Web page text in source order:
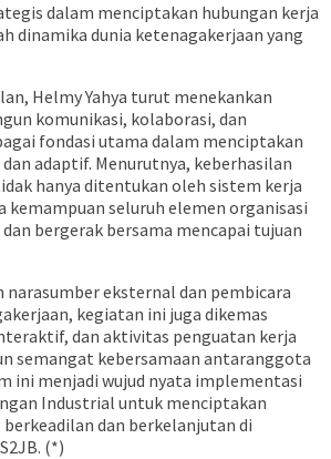
dalam menciptakan hubungan kerja
dinamika dunia ketenagakerjaan yang
Helmy Yahya turut menekankan
komunikasi, kolaborasi, dan
fondasi utama dalam menciptakan
adaptif. Menurutnya, keberhasilan
hanya ditentukan oleh sistem kerja
kemampuan seluruh elemen organisasi
bergerak bersama mencapai tujuan
narasumber eksternal dan pembicara
kegiatan ini juga dikemas
dan aktivitas penguatan kerja
semangat kebersamaan antaranggota
ini menjadi wujud nyata implementasi
Industrial untuk menciptakan
dan berkelanjutan di
(*)